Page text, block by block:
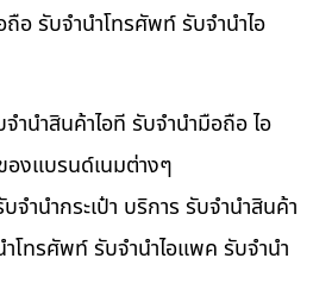
อ รับจำนำโทรศัพท์ รับจำนำไอ
ำนำสินค้าไอที รับจำนำมือถือ ไอ
องแบรนด์เนมต่างๆ
ำนำกระเป๋า บริการ รับจำนำสินค้า
โทรศัพท์ รับจำนำไอแพค รับจำนำ